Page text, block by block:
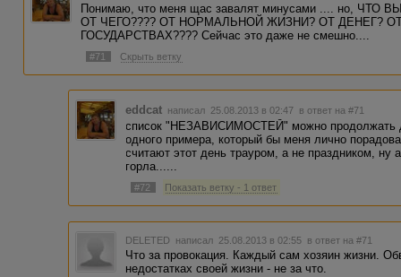
Понимаю, что меня щас завалят минусами .... но,
ОТ ЧЕГО???? ОТ НОРМАЛЬНОЙ ЖИЗНИ? ОТ ДЕНЕГ?
ГОСУДАРСТВАХ???? Сейчас это даже не смешно....
#71 Скрыть ветку
eddcat написал 25.08.2013 в 02:47 в ответ на #71
список "НЕЗАВИСИМОСТЕЙ" можно продолжать
одного примера, который бы меня лично
считают этот день трауром, а не праздником, ну
горла......
#72 Показать ветку - 1 ответ
DELETED написал 25.08.2013 в 02:55 в ответ на #71
Что за провокация. Каждый сам хозяин жизни.
недостатках своей жизни - не за что.